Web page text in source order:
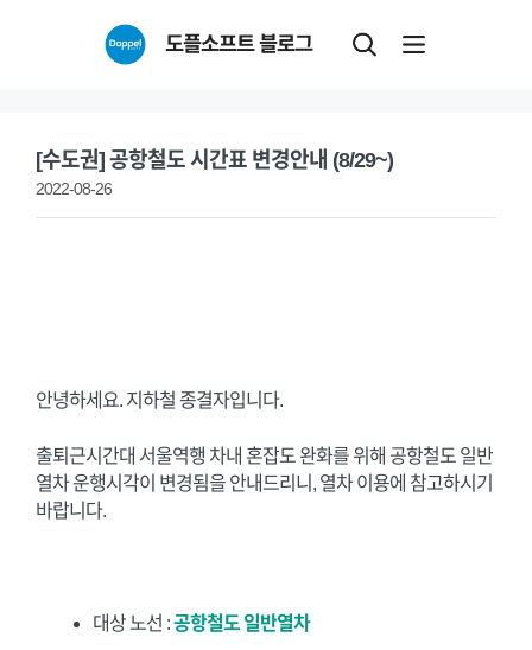
도플소프트 블로그
[수도권] 공항철도 시간표 변경안내 (8/29~)
2022-08-26
안녕하세요. 지하철 종결자입니다.
출퇴근시간대 서울역행 차내 혼잡도 완화를 위해 공항철도 일반
열차 운행시각이 변경됨을 안내드리니, 열차 이용에 참고하시기
바랍니다.
대상 노선 :공항철도 일반열차